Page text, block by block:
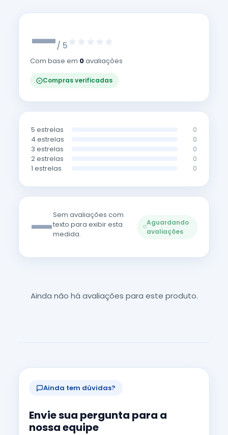
—/ 5
Com base em 0avaliações
Compras verificadas
5 estrelas 0
4 estrelas 0
3 estrelas 0
2 estrelas 0
1 estrelas 0
—Sem avaliações com
texto para exibir esta
medida.
Aguardando
avaliações
Ainda não há avaliações para este produto.
Ainda tem dúvidas?
Envie sua pergunta para a
nossa equipe